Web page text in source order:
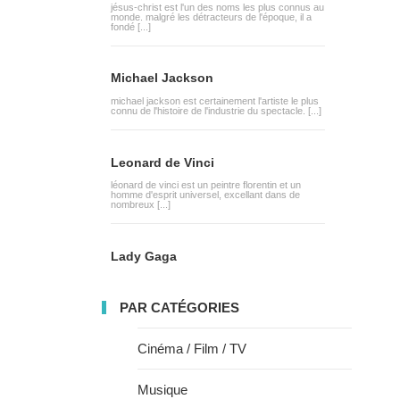
jésus-christ est l'un des noms les plus connus au
monde. malgré les détracteurs de l'époque, il a
fondé [...]
Michael Jackson
michael jackson est certainement l'artiste le plus
connu de l'histoire de l'industrie du spectacle. [...]
Leonard de Vinci
léonard de vinci est un peintre florentin et un
homme d'esprit universel, excellant dans de
nombreux [...]
Lady Gaga
PAR CATÉGORIES
Cinéma / Film / TV
Musique